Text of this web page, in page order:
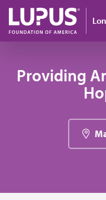
Pasar al contenido
Providing